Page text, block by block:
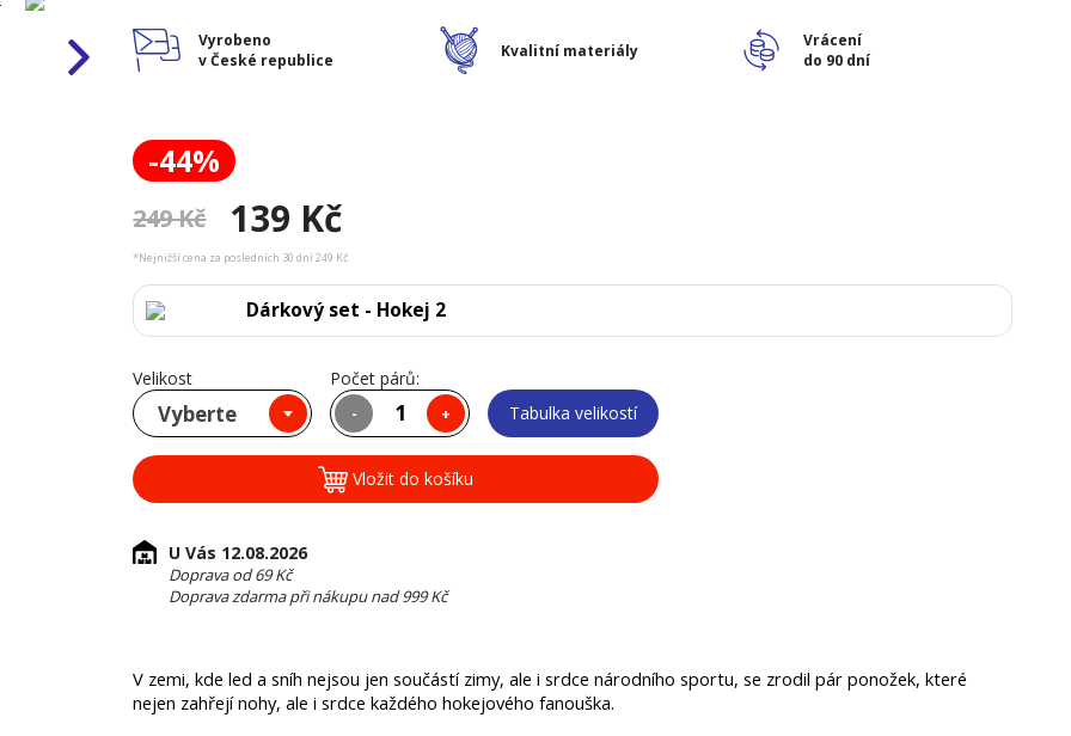
Vyrobeno
v České republice
Kvalitní materiály
Vrácení
do 90 dní
-44%
249 Kč 139 Kč
*Nejnižší cena za posledních 30 dní 249 Kč
Dárkový set - Hokej 2
Velikost
Vyberte
Počet párů:
- + Tabulka velikostí
Vložit do košíku
U Vás 12.08.2026
Doprava od 69 Kč
Doprava zdarma při nákupu nad 999 Kč
V zemi, kde led a sníh nejsou jen součástí zimy, ale i srdce národního sportu, se zrodil pár ponožek, které
nejen zahřejí nohy, ale i srdce každého hokejového fanouška.